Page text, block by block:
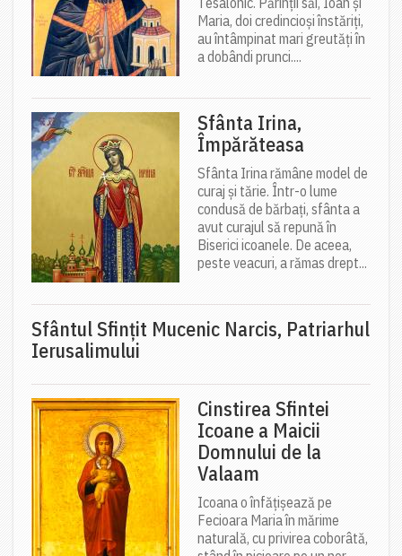
Maria, doi credincioși înstăriți,
au întâmpinat mari greutăți în
a dobândi prunci....
Sfânta Irina,
Împărăteasa
Sfânta Irina rămâne model de
curaj și tărie. Într-o lume
condusă de bărbați, sfânta a
avut curajul să repună în
Biserici icoanele. De aceea,
peste veacuri, a rămas drept...
Sfântul Sfinţit Mucenic Narcis, Patriarhul
Ierusalimului
Cinstirea Sfintei
Icoane a Maicii
Domnului de la
Valaam
Icoana o înfățișează pe
Fecioara Maria în mărime
naturală, cu privirea coborâtă,